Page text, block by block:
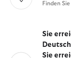
Finden
Sie
Sie